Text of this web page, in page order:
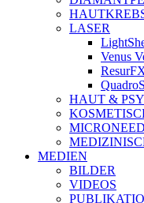
LASER
Venus
HAUT &
MEDIEN
BILDER
VIDEOS